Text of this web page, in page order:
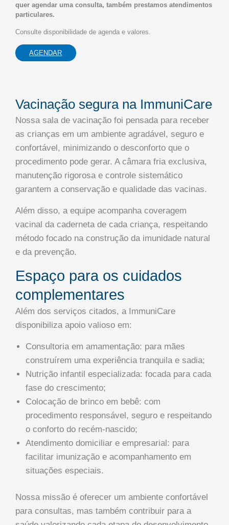
quer agendar uma consulta, também prestamos atendimentos
particulares.
Consulte disponibilidade de agenda e valores.
AGENDAR
Vacinação segura na ImmuniCare
Nossa sala de vacinação foi pensada para receber
as crianças em um ambiente agradável, seguro e
confortável, minimizando o desconforto que o
procedimento pode gerar. A câmara fria exclusiva,
manutenção rigorosa e controle sistemático
garantem a conservação e qualidade das vacinas.
Além disso, a equipe acompanha coveragem
vacinal da caderneta de cada criança, respeitando
método focado na construção da imunidade natural
e da prevenção.
Espaço para os cuidados
complementares
Além dos serviços citados, a ImmuniCare
disponibiliza apoio valioso em:
Consultoria em amamentação: para mães
construírem uma experiência tranquila e sadia;
Nutrição infantil especializada: focada para cada
fase do crescimento;
Colocação de brinco em bebê: com
procedimento responsável, seguro e respeitando
o conforto do recém-nascido;
Atendimento domiciliar e empresarial: para
facilitar imunização e acompanhamento em
situações especiais.
Nossa missão é oferecer um ambiente confortável
para consultas, mas também contribuir para a